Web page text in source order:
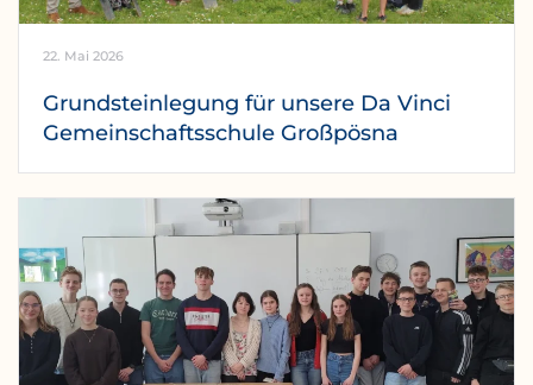
22. Mai 2026
Grundsteinlegung für unsere Da Vinci
Gemeinschaftsschule Großpösna